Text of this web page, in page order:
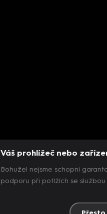
Váš prohlížeč nebo
Bohužel nejsme schopni
podporu při potížích se